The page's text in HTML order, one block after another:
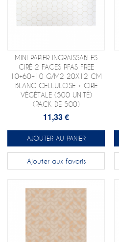
MINI PAPIER INGRAISSABLES
CIRÉ 2 FACES PFAS FREE
10+60+10 G/M2 20X12 CM
BLANC CELLULOSE + CIRE
VÉGÉTALE (500 UNITÉ)
(PACK DE 500)
11,33 €
AJOUTER AU PANIER
Ajouter aux favoris